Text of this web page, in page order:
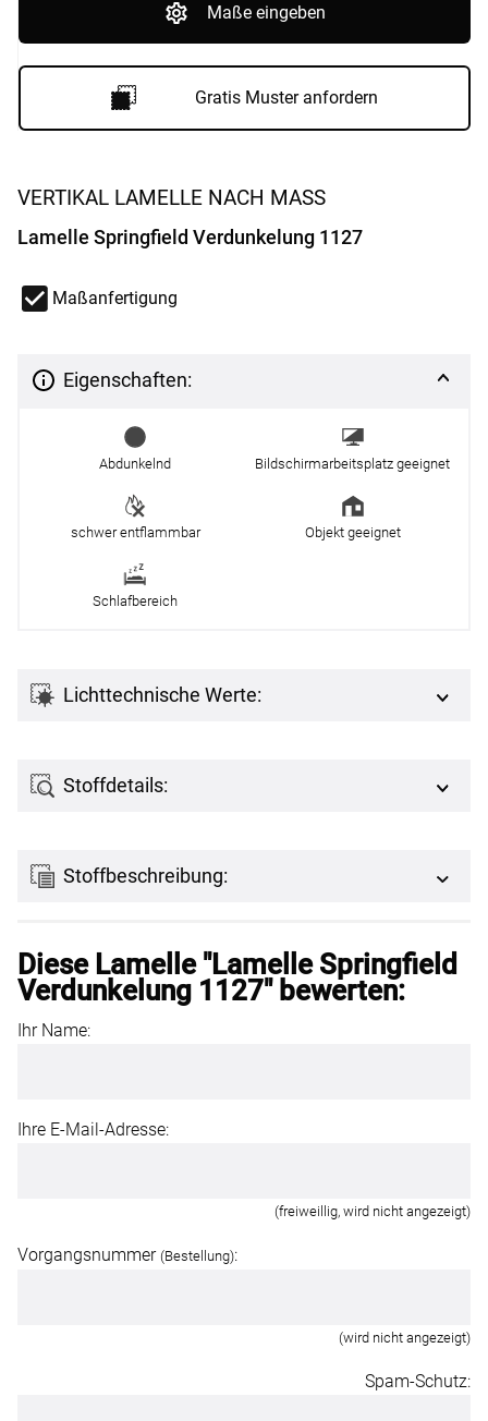
VERTIKAL LAMELLE NACH MASS
Lamelle Springfield Verdunkelung 1127
Maßanfertigung
Eigenschaften:
Abdunkelnd Bildschirmarbeitsplatz geeignet
schwer entflammbar Objekt geeignet
Schlafbereich
Lichttechnische Werte:
Stoffdetails:
Stoffbeschreibung:
Maße eingeben
Gratis Muster anfordern
Diese Lamelle "Lamelle Springfield
Verdunkelung 1127" bewerten:
Ihr Name:
Ihre E-Mail-Adresse:
(freiweillig, wird nicht angezeigt)
Vorgangsnummer (Bestellung):
(wird nicht angezeigt)
Spam-Schutz: